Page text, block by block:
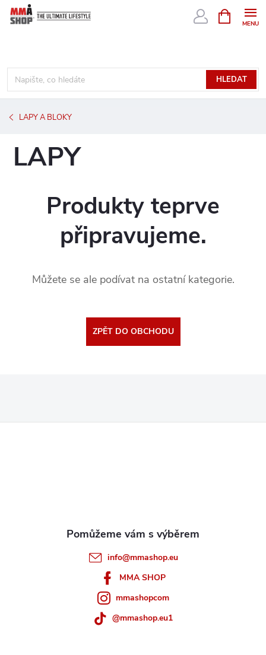
Přejít
HLEDAT
NÁKUPNÍ
KOŠÍK
LAPY A BLOKY
LAPY
Produkty teprve
připravujeme.
Můžete se ale podívat na ostatní kategorie.
ZPĚT DO OBCHODU
info@mmashop.eu
MMA SHOP
mmashopcom
@mmashop.eu1